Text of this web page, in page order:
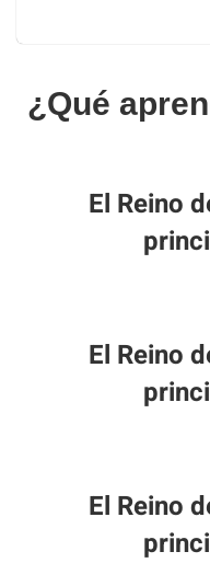
¿Qué
El Reino
El Reino
El Reino